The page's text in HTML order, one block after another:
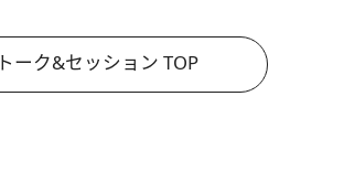
トーク&セッション TOP